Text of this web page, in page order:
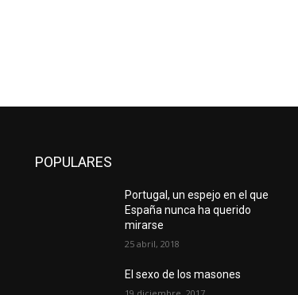
POPULARES
Portugal, un espejo en el que
España nunca ha querido
mirarse
25 abril, 2018
El sexo de los masones